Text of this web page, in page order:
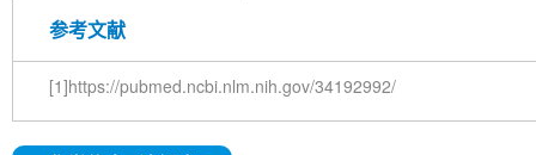
参考文献
[1]https://pubmed.ncbi.nlm.nih.gov/34192992/